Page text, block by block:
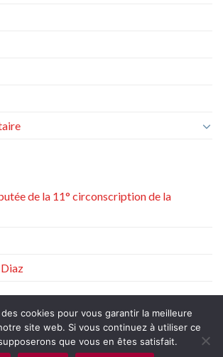
de la 11° circonscription de la
des données à caractère personnel
cookies pour vous garantir la meilleure
site web. Si vous continuez à utiliser ce
que vous en êtes satisfait.